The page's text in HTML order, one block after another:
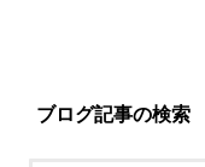
ブログ記事の検索